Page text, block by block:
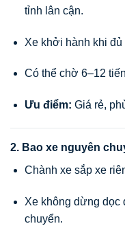
tỉnh lân cận.
Xe khởi hành khi
Có thể chờ 6–12
Ưu điểm: Giá rẻ,
2. Bao xe nguyên
Chành xe sắp xe
Xe không dừng
chuyển.